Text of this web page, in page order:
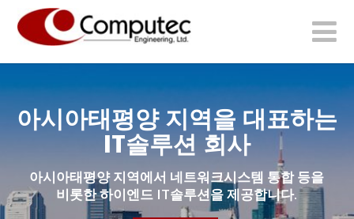
아시아태평양 지역을 대표하는
IT솔루션 회사
아시아태평양 지역에서 네트워크시스템 통합 등을
비롯한 하이엔드 IT솔루션을 제공합니다.